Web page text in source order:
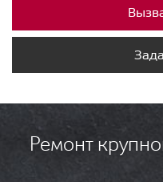
Ремонт